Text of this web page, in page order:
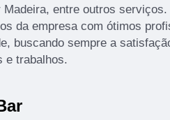
Madeira, entre outros
da empresa com ótimos
buscando sempre a
e trabalhos.